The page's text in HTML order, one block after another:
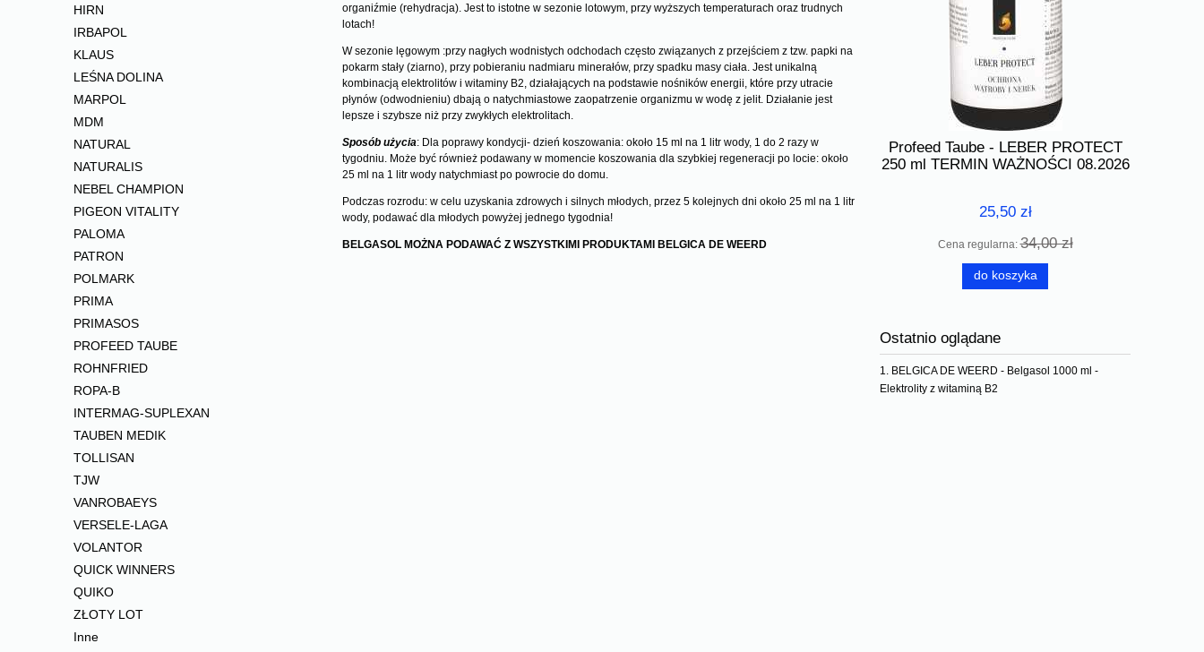
HIRN
IRBAPOL
KLAUS
LEŚNA DOLINA
MARPOL
MDM
NATURAL
NATURALIS
NEBEL CHAMPION
PIGEON VITALITY
PALOMA
PATRON
POLMARK
PRIMA
PRIMASOS
PROFEED TAUBE
ROHNFRIED
ROPA-B
INTERMAG-SUPLEXAN
TAUBEN MEDIK
TOLLISAN
TJW
VANROBAEYS
VERSELE-LAGA
VOLANTOR
QUICK WINNERS
QUIKO
ZŁOTY LOT
Inne
płatności
organiźmie (rehydracja). Jest to istotne w sezonie lotowym, przy wyższych temperaturach oraz trudnych
lotach!
W sezonie lęgowym :przy nagłych wodnistych odchodach często związanych z przejściem z tzw. papki na
pokarm stały (ziarno), przy pobieraniu nadmiaru minerałów, przy spadku masy ciała. Jest unikalną
kombinacją elektrolitów i witaminy B2, działających na podstawie nośników energii, które przy utracie
płynów (odwodnieniu) dbają o natychmiastowe zaopatrzenie organizmu w wodę z jelit. Działanie jest
lepsze i szybsze niż przy zwykłych elektrolitach.
Sposób użycia: Dla poprawy kondycji- dzień koszowania: około 15 ml na 1 litr wody, 1 do 2 razy w
tygodniu. Może być również podawany w momencie koszowania dla szybkiej regeneracji po locie: około
25 ml na 1 litr wody natychmiast po powrocie do domu.
Podczas rozrodu: w celu uzyskania zdrowych i silnych młodych, przez 5 kolejnych dni około 25 ml na 1 litr
wody, podawać dla młodych powyżej jednego tygodnia!
BELGASOL MOŻNA PODAWAĆ Z WSZYSTKIMI PRODUKTAMI BELGICA DE WEERD
COMED - CUROL 500 ml - Olejek
Profeed Taube - LEBER PROTECT
250 ml TERMIN WAŻNOŚCI 08.2026
25,50 zł
Cena regularna:34,00 zł
do koszyka
Ostatnio oglądane
BELGICA DE WEERD - Belgasol 1000 ml -
Elektrolity z witaminą B2